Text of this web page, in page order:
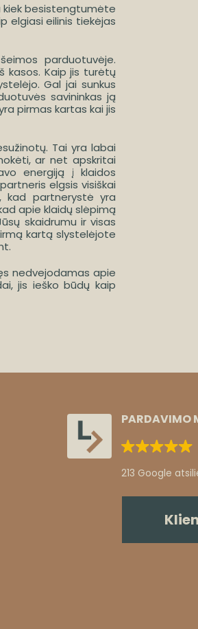
kiek besistengtumėte
elgiasi eilinis tiekėjas
parduotuvėje.
kasos. Kaip jis turėtų
Gal jai sunkus
savininkas ją
pirmas kartas kai jis
Tai yra labai
ar net apskritai
energiją į klaidos
elgsis visiškai
kad partnerystė yra
apie klaidų slėpimą
skaidrumu ir visas
kartą slystelėjote
nedvejodamas apie
jis ieško būdų kaip
PARDAVIMO
213 Google